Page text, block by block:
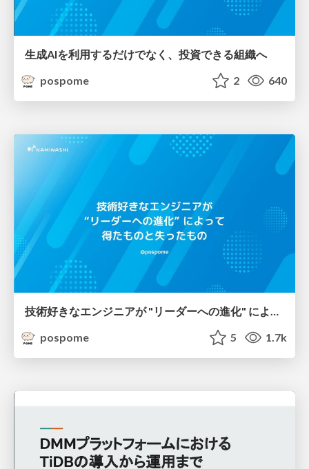
生成AIを利用するだけでなく、投資できる組織へ
pospome
2 640
pospome
5 1.7k